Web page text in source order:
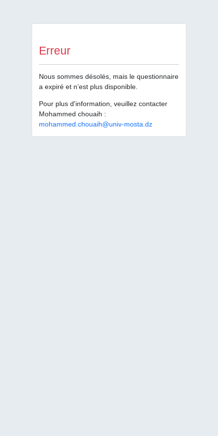
Erreur
Nous sommes désolés, mais le questionnaire
a expiré et n’est plus disponible.
Pour plus d'information, veuillez contacter
Mohammed chouaih :
mohammed.chouaih@univ-mosta.dz